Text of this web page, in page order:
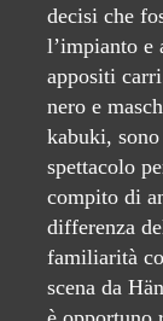
decisi che
l’impianto e
appositi
nero e
kabuki,
spettacolo
compito di
differenza
familiarità
scena da